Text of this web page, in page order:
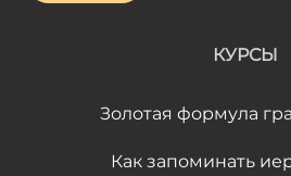
КУРСЫ
Золотая формула
Как запоминать